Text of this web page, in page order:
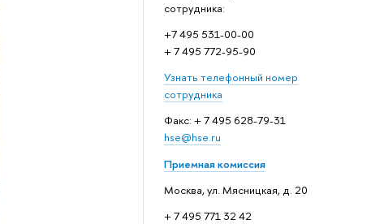
сотрудника:
+7 495 531-00-00
+ 7 495 772-95-90
Узнать телефонный номер
сотрудника
Факс: + 7 495 628-79-31
hse@hse.ru
Приемная комиссия
Москва, ул. Мясницкая, д. 20
+ 7 495 771 32 42